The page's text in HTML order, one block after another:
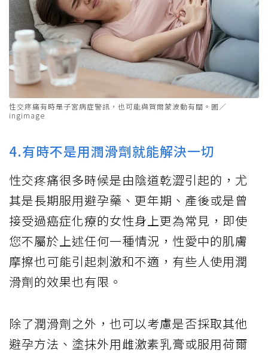
性交疼痛有時是子宮病症警訊，也可能與賀爾蒙波動有關。圖／
ingimage
4.有時不是用潤滑劑就能解決一切
性交疼痛很多時候是由陰道乾澀引起的，尤
其是長期服用避孕藥、更年期、產後或是曾
接受過癌症化療的女性身上更為常見，即使
您不屬於上述任何一種情況，性愛中的肌膚
摩擦也可能引起刺激和不適，有些人使用潤
滑劑的效果也有限。
除了潤滑劑之外，也可以考慮是否採取其他
避孕方法、塗抹外用雌激素乳膏或服用荷爾